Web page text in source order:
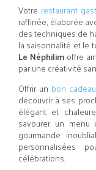
Votre restaurant
raffinée, élaborée
des techniques de
la saisonnalité et le
Le Néphilimoffre
par une créativité
Offrir un bon
découvrir à ses
élégant et
savourer un
gourmande
personnalisées
célébrations.